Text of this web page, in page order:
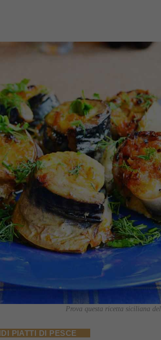
Prova questa ricetta siciliana
PIATTI DI PESCE